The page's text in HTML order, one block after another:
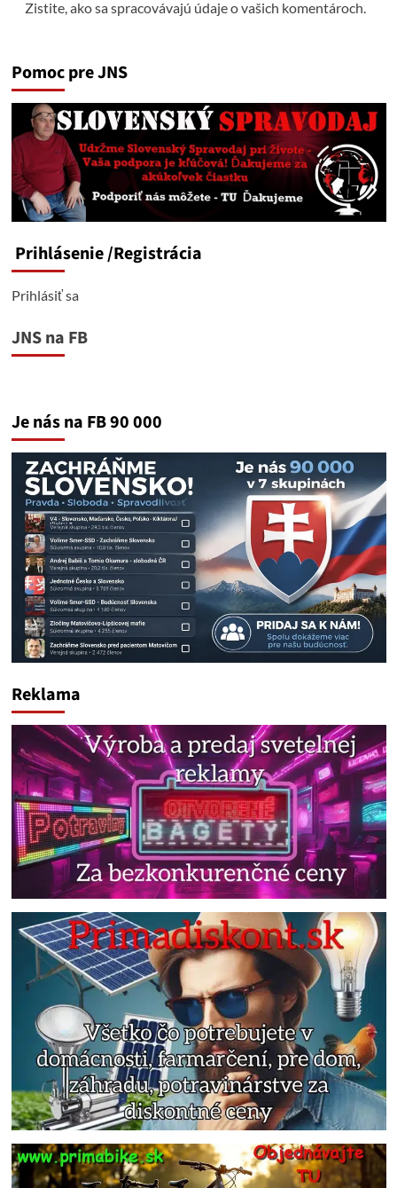
Zistite, ako sa spracovávajú údaje o vašich komentároch.
Pomoc pre JNS
Prihlásenie/Registrácia
Prihlásiť sa
JNS na FB
Je nás na FB 90 000
Reklama